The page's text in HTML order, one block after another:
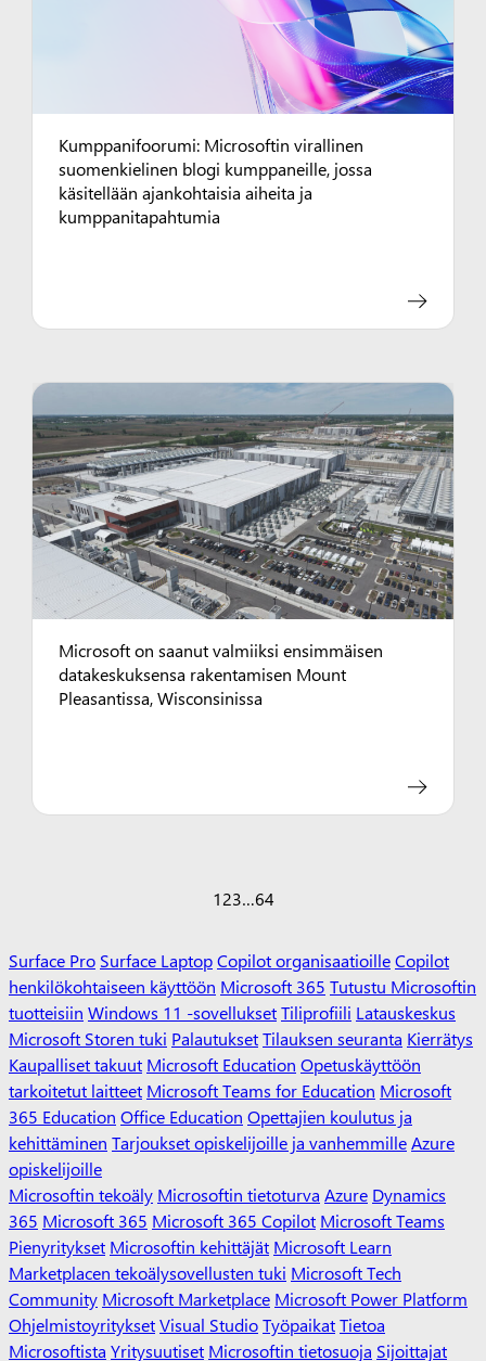
Kumppanifoorumi: Microsoftin virallinen
suomenkielinen blogi kumppaneille, jossa
käsitellään ajankohtaisia aiheita ja
kumppanitapahtumia
Microsoft on saanut valmiiksi ensimmäisen
datakeskuksensa rakentamisen Mount
Pleasantissa, Wisconsinissa
123…64
Surface Pro Surface LaptopCopilot organisaatioilleCopilot
henkilökohtaiseen käyttöön Microsoft 365 Tutustu Microsoftin
tuotteisiin Windows 11 -sovelluksetTiliprofiili Latauskeskus
Microsoft Storen tuki PalautuksetTilauksen seuranta Kierrätys
Kaupalliset takuut Microsoft Education Opetuskäyttöön
tarkoitetut laitteet Microsoft Teams for Education Microsoft
365 Education Office Education Opettajien koulutus ja
kehittäminen Tarjoukset opiskelijoille ja vanhemmilleAzure
opiskelijoille
Microsoftin tekoäly Microsoftin tietoturva Azure Dynamics
365 Microsoft 365 Microsoft 365 Copilot Microsoft Teams
Pienyritykset Microsoftin kehittäjät Microsoft Learn
Marketplacen tekoälysovellusten tuki Microsoft Tech
Community Microsoft Marketplace Microsoft Power Platform
OhjelmistoyrityksetVisual StudioTyöpaikatTietoa
Microsoftista Yritysuutiset Microsoftin tietosuoja Sijoittajat